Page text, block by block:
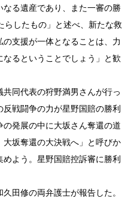
る遺産であり、また一審の勝
らしたもの」と述べ、新たな救
支援が一体となることは、力
るということでしょう」と歓
同代表の狩野満男さんが行っ
戦闘争の力が星野国賠の勝利
発展の中に大坂さん奪還の道
坂奪還の大決戦へ」と呼びか
よう。星野国賠控訴審に勝利
田修の両弁護士が報告した。